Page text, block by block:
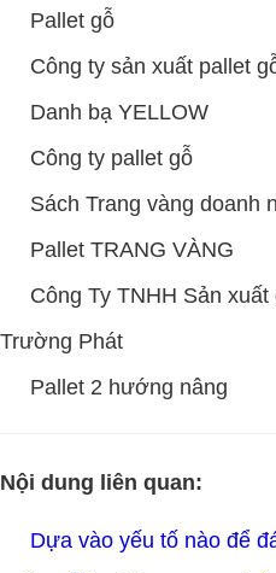
Pallet gỗ
Công ty sản xuất pallet
Danh bạ YELLOW
Công ty pallet gỗ
Sách Trang vàng doanh
Pallet TRANG VÀNG
Công Ty TNHH Sản
Trường Phát
Pallet 2 hướng nâng
Nội dung liên quan:
Dựa vào yếu tố nào để